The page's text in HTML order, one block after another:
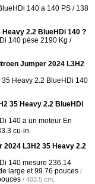
140 a 140 PS / 138
2.2 BlueHDi 140 ?
140 pèse 2190 Kg /
Jumper 2024 L3H2
Heavy 2.2 BlueHDi 140
35 Heavy 2.2 BlueHDi
140 a un moteur En
cu-in.
L3H2 35 Heavy 2.2
140 mesure 236.14
large et99.76 pouces /
/ 403.5 cm